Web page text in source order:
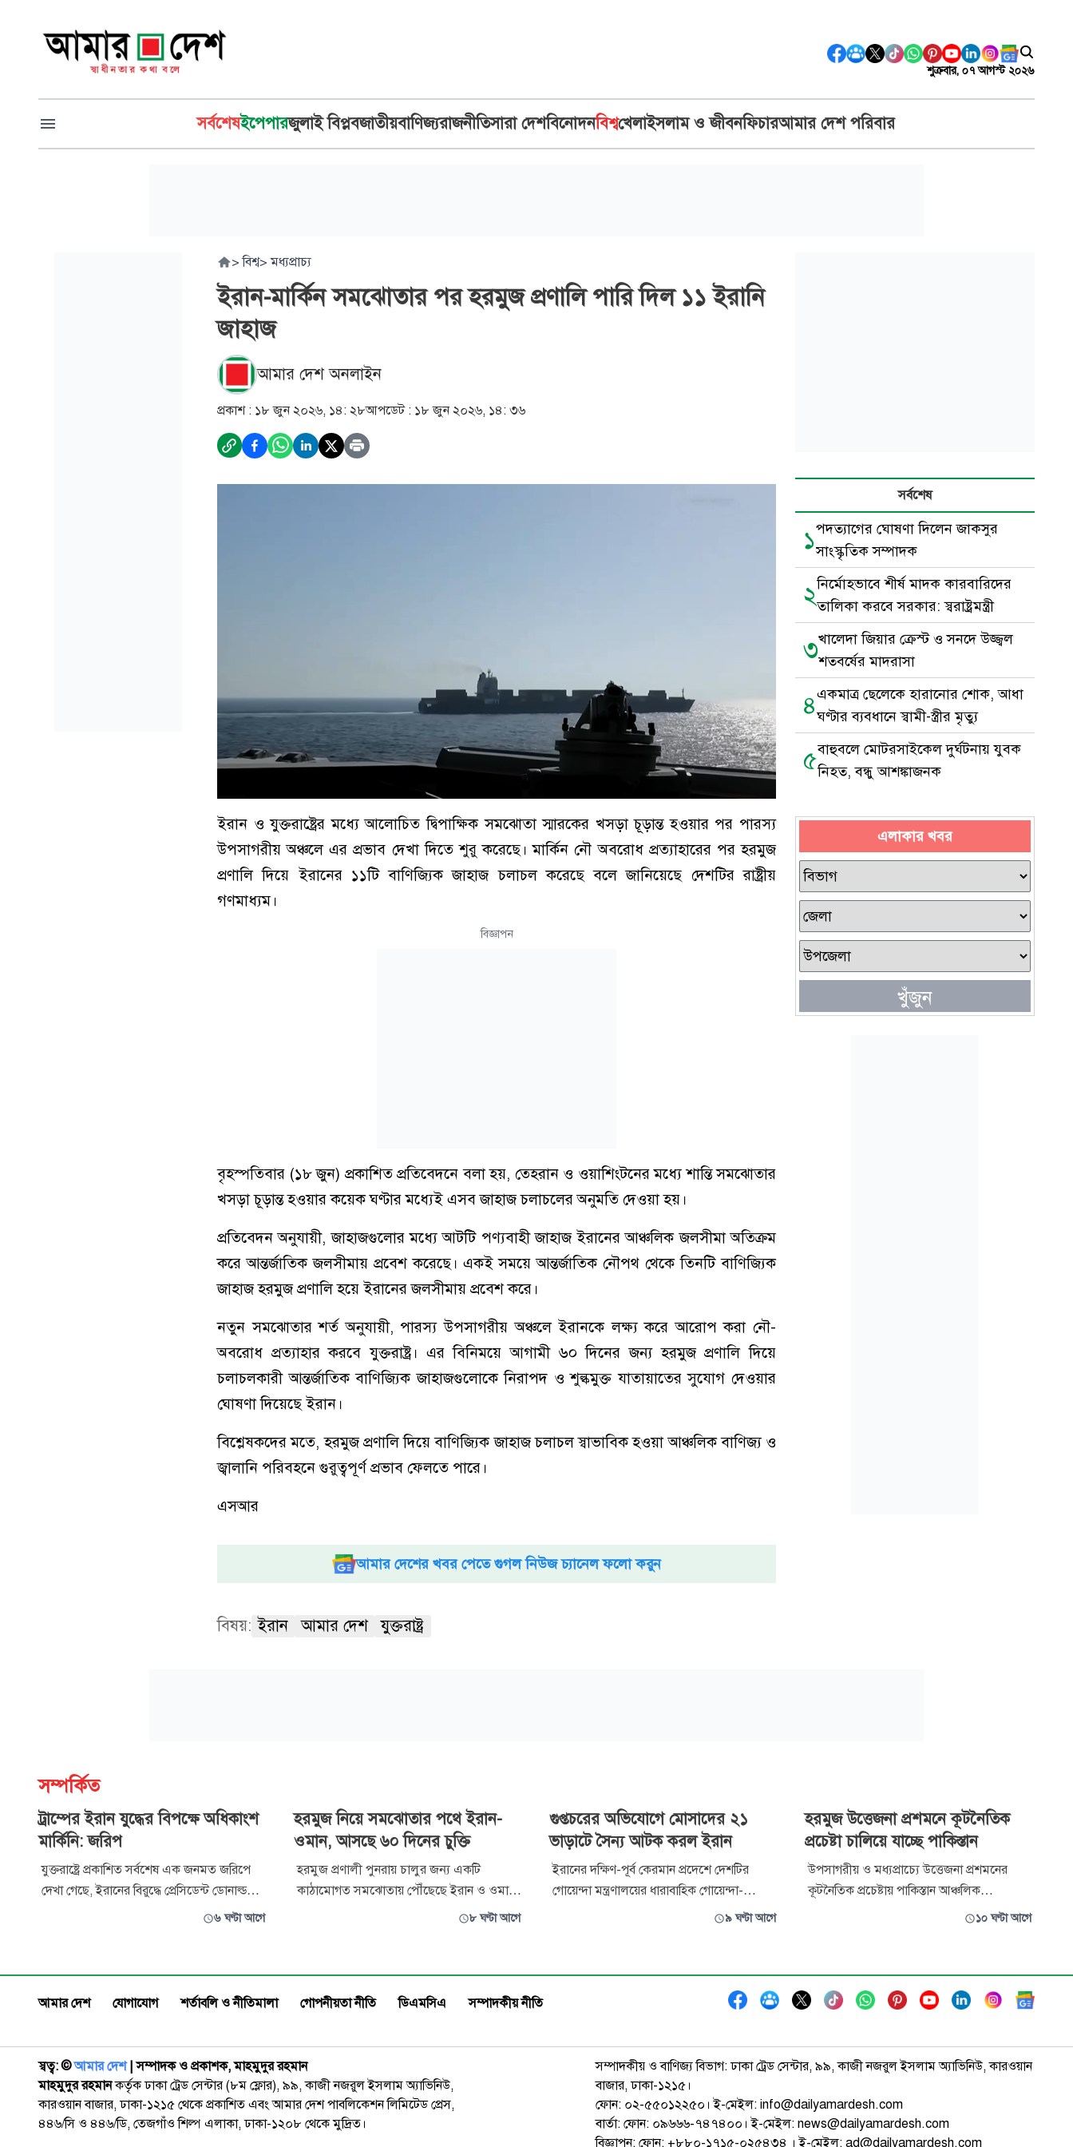
শুক্রবার, ০৭ আগস্ট ২০২৬
সর্বশেষইপেপারজুলাই বিপ্লবজাতীয়বাণিজ্যরাজনীতিসারা দেশবিনোদনবিশ্বখেলাইসলাম ও জীবনফিচারআমার দেশ পরিবার
> বিশ্ব> মধ্যপ্রাচ্য
ইরান-মার্কিন সমঝোতার পর হরমুজ প্রণালি পারি দিল ১১ ইরানি
জাহাজ
আমার দেশ অনলাইন
প্রকাশ : ১৮ জুন ২০২৬, ১৪: ২৮আপডেট : ১৮ জুন ২০২৬, ১৪: ৩৬
ইরান ও যুক্তরাষ্ট্রের মধ্যে আলোচিত দ্বিপাক্ষিক সমঝোতা স্মারকের খসড়া চূড়ান্ত হওয়ার পর পারস্য
উপসাগরীয় অঞ্চলে এর প্রভাব দেখা দিতে শুরু করেছে। মার্কিন নৌ অবরোধ প্রত্যাহারের পর হরমুজ
প্রণালি দিয়ে ইরানের ১১টি বাণিজ্যিক জাহাজ চলাচল করেছে বলে জানিয়েছে দেশটির রাষ্ট্রীয়
গণমাধ্যম।
বিজ্ঞাপন
বৃহস্পতিবার (১৮ জুন) প্রকাশিত প্রতিবেদনে বলা হয়, তেহরান ও ওয়াশিংটনের মধ্যে শান্তি সমঝোতার
খসড়া চূড়ান্ত হওয়ার কয়েক ঘণ্টার মধ্যেই এসব জাহাজ চলাচলের অনুমতি দেওয়া হয়।
প্রতিবেদন অনুযায়ী, জাহাজগুলোর মধ্যে আটটি পণ্যবাহী জাহাজ ইরানের আঞ্চলিক জলসীমা অতিক্রম
করে আন্তর্জাতিক জলসীমায় প্রবেশ করেছে। একই সময়ে আন্তর্জাতিক নৌপথ থেকে তিনটি বাণিজ্যিক
জাহাজ হরমুজ প্রণালি হয়ে ইরানের জলসীমায় প্রবেশ করে।
নতুন সমঝোতার শর্ত অনুযায়ী, পারস্য উপসাগরীয় অঞ্চলে ইরানকে লক্ষ্য করে আরোপ করা নৌ-
অবরোধ প্রত্যাহার করবে যুক্তরাষ্ট্র। এর বিনিময়ে আগামী ৬০ দিনের জন্য হরমুজ প্রণালি দিয়ে
চলাচলকারী আন্তর্জাতিক বাণিজ্যিক জাহাজগুলোকে নিরাপদ ও শুল্কমুক্ত যাতায়াতের সুযোগ দেওয়ার
ঘোষণা দিয়েছে ইরান।
বিশ্লেষকদের মতে, হরমুজ প্রণালি দিয়ে বাণিজ্যিক জাহাজ চলাচল স্বাভাবিক হওয়া আঞ্চলিক বাণিজ্য ও
জ্বালানি পরিবহনে গুরুত্বপূর্ণ প্রভাব ফেলতে পারে।
এসআর
আমার দেশের খবর পেতে গুগল নিউজ চ্যানেল ফলো করুন
বিষয়: ইরান আমার দেশ যুক্তরাষ্ট্র
সর্বশেষ
১পদত্যাগের ঘোষণা দিলেন জাকসুর
সাংস্কৃতিক সম্পাদক
২নির্মোহভাবে শীর্ষ মাদক কারবারিদের
তালিকা করবে সরকার: স্বরাষ্ট্রমন্ত্রী
৩খালেদা জিয়ার ক্রেস্ট ও সনদে উজ্জ্বল
শতবর্ষের মাদরাসা
৪একমাত্র ছেলেকে হারানোর শোক, আধা
ঘণ্টার ব্যবধানে স্বামী-স্ত্রীর মৃত্যু
৫বাহুবলে মোটরসাইকেল দুর্ঘটনায় যুবক
নিহত, বন্ধু আশঙ্কাজনক
এলাকার খবর
খুঁজুন
সম্পর্কিত
ট্রাম্পের ইরান যুদ্ধের বিপক্ষে অধিকাংশ
মার্কিনি: জরিপ
যুক্তরাষ্ট্রে প্রকাশিত সর্বশেষ এক জনমত জরিপে
দেখা গেছে, ইরানের বিরুদ্ধে প্রেসিডেন্ট ডোনাল্ড
ট্রাম্পের যুদ্ধের সিদ্ধান্তের বিরোধিতা করছেন
আরও স্পষ্ট করেছে। খবর আলজাজিরার। উল্লেখ্য,
রিপাবলিকান পরিচয় দেওয়া
৬ ঘণ্টা আগে
হরমুজ নিয়ে সমঝোতার পথে ইরান-
ওমান, আসছে ৬০ দিনের চুক্তি
হরমুজ প্রণালী পুনরায় চালুর জন্য একটি
কাঠামোগত সমঝোতায় পৌঁছেছে ইরান ও ওমান।
বৃহস্পতিবার আল আরাবিয়া ইংলিশকে দেওয়া তথ্য
হওয়া এই চুক্তির জন্য এখনও ইরানের সর্বোচ্চ
জাতীয় নিরাপত্তা পরিষদের অনুমোদন প্রয়োজন
৮ ঘণ্টা আগে
গুপ্তচরের অভিযোগে মোসাদের ২১
ভাড়াটে সৈন্য আটক করল ইরান
ইরানের দক্ষিণ-পূর্ব কেরমান প্রদেশে দেশটির
গোয়েন্দা মন্ত্রণালয়ের ধারাবাহিক গোয়েন্দা-
অভিযানে জায়নবাদী ইসরাইলি গুপ্তচর সংস্থা
জানিয়েছে, সামরিক ও প্রতিরক্ষা ক্ষেত্রের
সংবেদনশীল এবং গোপনীয় কেন্দ্রগুলো থেকে
৯ ঘণ্টা আগে
হরমুজ উত্তেজনা প্রশমনে কূটনৈতিক
প্রচেষ্টা চালিয়ে যাচ্ছে পাকিস্তান
উপসাগরীয় ও মধ্যপ্রাচ্যে উত্তেজনা প্রশমনের
কূটনৈতিক প্রচেষ্টায় পাকিস্তান আঞ্চলিক
অংশীদারদের সঙ্গে সক্রিয়ভাবে কূটনৈতিক
জানিয়েছেন দেশটির পররাষ্ট্র মন্ত্রণালয়ের মুখপাত্র
তাহির আন্দ্রাবি। তিনি বলেন, ‘পাকিস্
১০ ঘণ্টা আগে
আমার দেশ যোগাযোগ শর্তাবলি ও নীতিমালা গোপনীয়তা নীতি ডিএমসিএ সম্পাদকীয় নীতি
স্বত্ব: ©️আমার দেশ| সম্পাদক ও প্রকাশক, মাহমুদুর রহমান
মাহমুদুর রহমানকর্তৃক ঢাকা ট্রেড সেন্টার (৮ম ফ্লোর), ৯৯, কাজী নজরুল ইসলাম অ্যাভিনিউ,
কারওয়ান বাজার, ঢাকা-১২১৫ থেকে প্রকাশিত এবং আমার দেশ পাবলিকেশন লিমিটেড প্রেস,
৪৪৬/সি ও ৪৪৬/ডি, তেজগাঁও শিল্প এলাকা, ঢাকা-১২০৮ থেকে মুদ্রিত।
সম্পাদকীয় ও বাণিজ্য বিভাগ: ঢাকা ট্রেড সেন্টার, ৯৯, কাজী নজরুল ইসলাম অ্যাভিনিউ, কারওয়ান
বাজার, ঢাকা-১২১৫।
ফোন: ০২-৫৫০১২২৫০। ই-মেইল: info@dailyamardesh.com
বার্তা: ফোন: ০৯৬৬৬-৭৪৭৪০০। ই-মেইল: news@dailyamardesh.com
বিজ্ঞাপন: ফোন: +৮৮০-১৭১৫-০২৫৪৩৪ । ই-মেইল: ad@dailyamardesh.com